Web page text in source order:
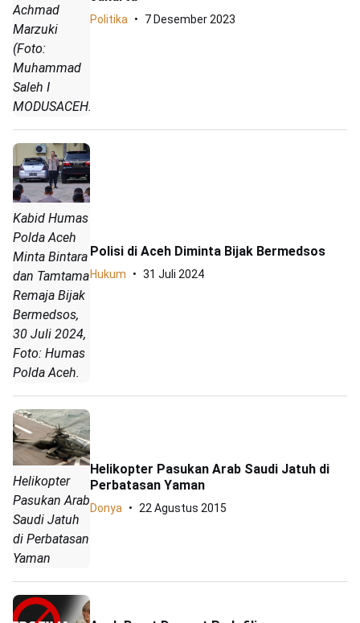
Achmad
Marzuki
(Foto:
Muhammad
Saleh I
MODUSACEH.CO
Politika 7 Desember 2023
Kabid Humas
Polda Aceh
Minta Bintara
dan Tamtama
Remaja Bijak
Bermedsos,
30 Juli 2024,
Foto: Humas
Polda Aceh.
Polisi di Aceh Diminta Bijak Bermedsos
Hukum 31 Juli 2024
Helikopter
Pasukan Arab
Saudi Jatuh
di Perbatasan
Yaman
Helikopter Pasukan Arab Saudi Jatuh di
Perbatasan Yaman
Donya 22 Agustus 2015